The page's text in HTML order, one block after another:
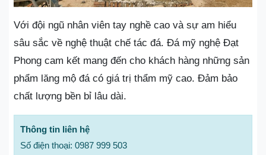
Với đội ngũ nhân viên tay nghề cao và sự am hiểu
sâu sắc về nghệ thuật chế tác đá. Đá mỹ nghệ Đạt
Phong cam kết mang đến cho khách hàng những sản
phẩm lăng mộ đá có giá trị thẩm mỹ cao. Đảm bảo
chất lượng bền bỉ lâu dài.
Thông tin liên hệ
Số điện thoại: 0987 999 503